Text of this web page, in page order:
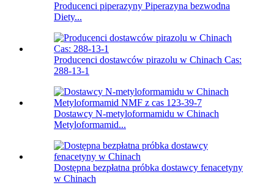
Producenci piperazyny Piperazyna bezwodna
Diety...
Producenci dostawców pirazolu w Chinach Cas:
288-13-1
Dostawcy N-metyloformamidu w Chinach
Metyloformamid...
Dostępna bezpłatna próbka dostawcy fenacetyny
w Chinach